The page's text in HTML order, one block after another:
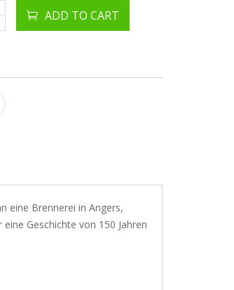
ADD TO CART
eine Brennerei in Angers,
Geschichte von 150 Jahren